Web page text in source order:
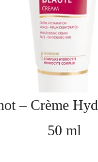
– Crème
50 ml